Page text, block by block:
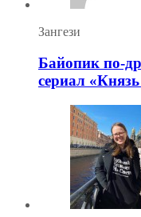
Зангези
Байопик по-
сериал